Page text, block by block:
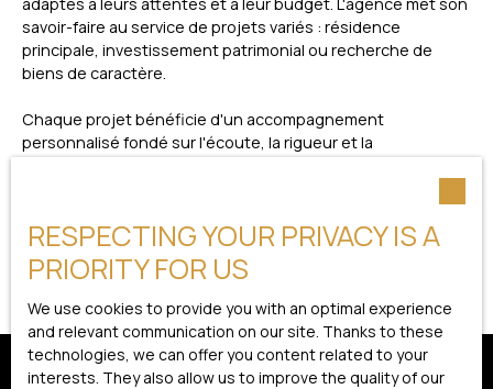
savoir-faire au service de projets variés : résidence
principale, investissement patrimonial ou recherche de
biens de caractère.
Chaque projet bénéficie d'un accompagnement
personnalisé fondé sur l'écoute, la rigueur et la
limougeaude.
RESPECTING YOUR PRIVACY IS A
PRIORITY FOR US
We use cookies to provide you with an optimal experience
and relevant communication on our site. Thanks to these
technologies, we can offer you content related to your
interests. They also allow us to improve the quality of our